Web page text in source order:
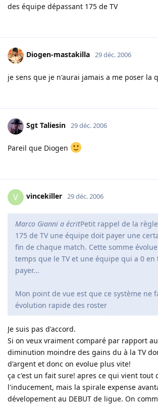
des équipe dépassant 175 de TV
Diogen-mastakilla 29 déc. 2006
je sens que je n'aurai jamais a me poser la
Sgt Taliesin 29 déc. 2006
Pareil que Diogen
V vincekiller 29 déc. 2006
Marco Gianni a écritPetit rappel de la
175 de TV une équipe doit payer une
fin de chaque match. Cette somme
temps que le TV et une équipe qui a 0 en
payer...
Mon point de vue est que ce système ne
évolution rapide des roster
Je suis pas d'accord.
Si on veux vraiment comparé par rapport
diminution moindre des gains du à la TV
d'argent et donc on evolue plus vite!
ça c'est un fait sure! apres ce qui vient tout
l'inducement, mais la spirale expense
dévelopement au DEBUT de ligue. On